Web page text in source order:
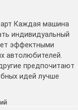
Каждая машина
индивидуальный
эффектными
автолюбителей.
предпочитают
идей лучше
к